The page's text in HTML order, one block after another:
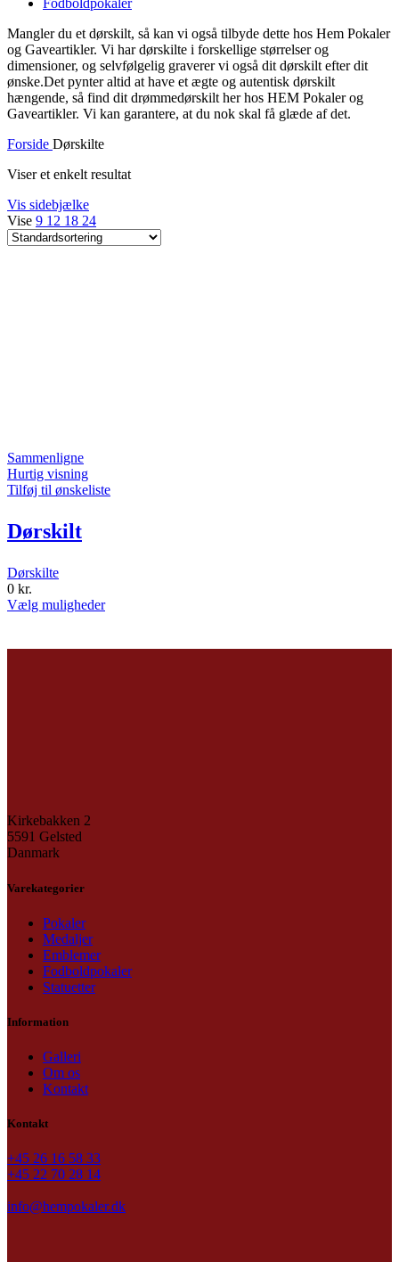
Fodboldpokaler
Mangler du et dørskilt, så kan vi også tilbyde dette hos Hem Pokaler
og Gaveartikler. Vi har dørskilte i forskellige størrelser og
dimensioner, og selvfølgelig graverer vi også dit dørskilt efter dit
ønske.Det pynter altid at have et ægte og autentisk dørskilt
hængende, så find dit drømmedørskilt her hos HEM Pokaler og
Gaveartikler. Vi kan garantere, at du nok skal få glæde af det.
Forside Dørskilte
Viser et enkelt resultat
Vis sidebjælke
Vise 9 12 18 24
Sammenligne
Hurtig visning
Tilføj til ønskeliste
Dørskilt
Dørskilte
0 kr.
Vælg muligheder
Kirkebakken 2
5591 Gelsted
Danmark
Varekategorier
Pokaler
Medaljer
Emblemer
Fodboldpokaler
Statuetter
Information
Galleri
Om os
Kontakt
Kontakt
+45 26 16 58 33
+45 22 70 28 14
info@hempokaler.dk